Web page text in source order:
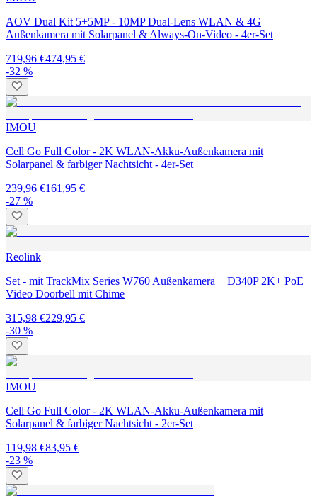
AOV Dual Kit 5+5MP - 10MP Dual-Lens WLAN & 4G
Außenkamera mit Solarpanel & Always-On-Video - 4er-Set
719,96 €474,95 €
-32 %
IMOU
Cell Go Full Color - 2K WLAN-Akku-Außenkamera mit
Solarpanel & farbiger Nachtsicht - 4er-Set
239,96 €161,95 €
-27 %
Reolink
Set - mit TrackMix Series W760 Außenkamera + D340P 2K+ PoE
Video Doorbell mit Chime
315,98 €229,95 €
-30 %
IMOU
Cell Go Full Color - 2K WLAN-Akku-Außenkamera mit
Solarpanel & farbiger Nachtsicht - 2er-Set
119,98 €83,95 €
-23 %